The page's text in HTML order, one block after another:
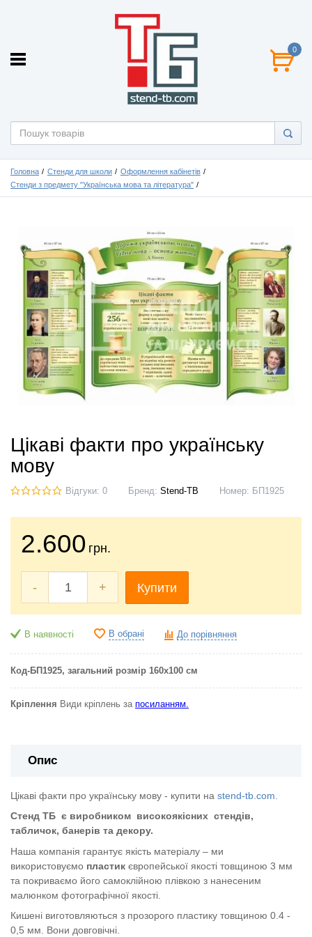
0
Головна Стенди для школи
Оформлення кабінетів
Стенди з предмету "Українська мова та література"
Цікаві факти про українську
мову
Відгуки: 0 Бренд: Stend-TB Номер: БП1925
2.600 грн.
- + Купити
В наявності В обрані До порівняння
Код-БП1925, загальний розмір 160х100 см
Кріплення Види кріплень за посиланням.
Опис
Цікаві факти про українську мову - купити на stend-tb.com.
Стенд ТБ є виробником високоякісних стендів,
табличок, банерів та декору.
Наша компанія гарантує якість матеріалу – ми
використовуємо пластик європейської якості товщиною 3 мм
та покриваємо його самоклійною плівкою з нанесеним
малюнком фотографічної якості.
Кишені виготовляються з прозорого пластику товщиною 0.4 -
0,5 мм. Вони довговічні.